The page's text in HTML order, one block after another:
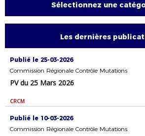
Sélectionnez une
Les dernières
Publié le 25-03-2026
Commission Régionale Contrôle Mutations
PV du 25 Mars 2026
CRCM
Publié le 10-03-2026
Commission Régionale Contrôle Mutations